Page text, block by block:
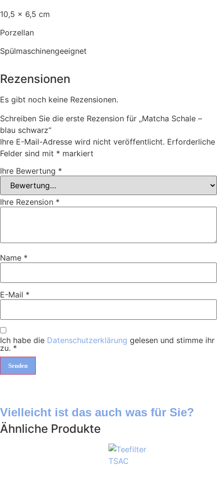
10,5 x 6,5 cm
Porzellan
Spülmaschinengeeignet
Rezensionen
Es gibt noch keine Rezensionen.
Schreiben Sie die erste Rezension für „Matcha Schale –
blau schwarz“
Ihre E-Mail-Adresse wird nicht veröffentlicht. Erforderliche
Felder sind mit * markiert
Ihre Bewertung *
Ihre Rezension *
Name *
E-Mail *
Ich habe die Datenschutzerklärung gelesen und stimme ihr
zu. *
Vielleicht ist das auch was für Sie?
Ähnliche Produkte